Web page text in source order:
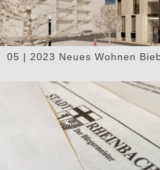
05 | 2023 Neues Wohnen